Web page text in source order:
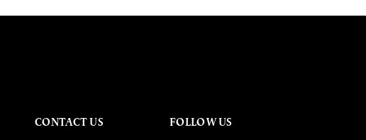
CONTACT US FOLLOW US